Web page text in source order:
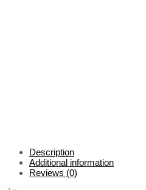
Description
Additional information
Reviews (0)